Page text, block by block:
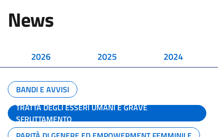
News
2026 2025 2024
BANDI E AVVISI
TRATTA DEGLI ESSERI UMANI E GRAVE
SFRUTTAMENTO